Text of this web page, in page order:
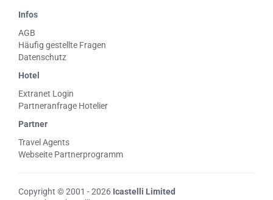
Infos
AGB
Häufig gestellte Fragen
Datenschutz
Hotel
Extranet Login
Partneranfrage Hotelier
Partner
Travel Agents
Webseite Partnerprogramm
Copyright © 2001 - 2026 Icastelli Limited